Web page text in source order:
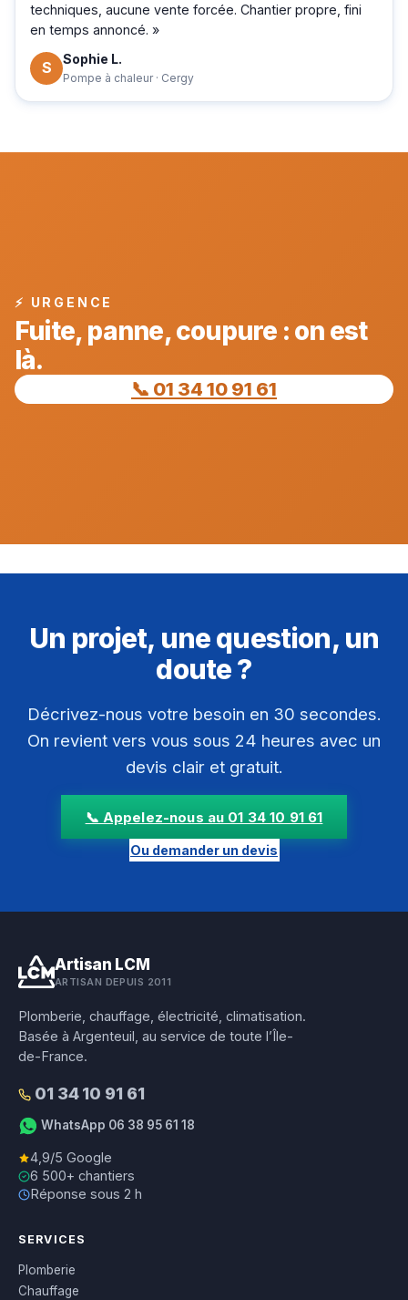
techniques, aucune vente forcée. Chantier propre, fini
en temps annoncé. »
S Sophie L.
Pompe à chaleur · Cergy
⚡ URGENCE
Fuite, panne, coupure : on est
là.
📞 01 34 10 91 61
Un projet, une question, un
doute ?
Décrivez-nous votre besoin en 30 secondes.
On revient vers vous sous 24 heures avec un
devis clair et gratuit.
📞 Appelez-nous au 01 34 10 91 61
Ou demander un devis
Artisan LCM
ARTISAN DEPUIS 2011
Plomberie, chauffage, électricité, climatisation.
Basée à Argenteuil, au service de toute l’Île-
de-France.
01 34 10 91 61
WhatsApp 06 38 95 61 18
4,9/5 Google
6 500+ chantiers
Réponse sous 2 h
SERVICES
Plomberie
Chauffage